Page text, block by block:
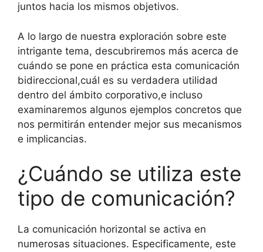
juntos hacia los mismos objetivos.
A lo largo de nuestra exploración sobre este
intrigante tema, descubriremos más acerca de
cuándo se pone en práctica esta comunicación
bidireccional,cuál es su verdadera utilidad
dentro del ámbito corporativo,e incluso
examinaremos algunos ejemplos concretos que
nos permitirán entender mejor sus mecanismos
e implicancias.
¿Cuándo se utiliza este
tipo de comunicación?
La comunicación horizontal se activa en
numerosas situaciones. Especificamente, este